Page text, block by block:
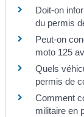
Doit-on
du permis
Peut-on
moto 125
Quels
permis de
Comment
militaire en